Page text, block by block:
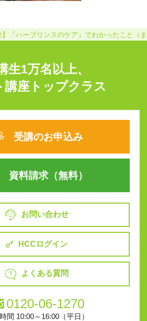
】『ハーブリンスのケア』でわかったこと（
生1万名以上、
講座トップクラス
受講のお申込み
資料請求（無料）
お問い合わせ
HCCログイン
よくある質問
0120-06-1270
間 10:00～16:00（平日）